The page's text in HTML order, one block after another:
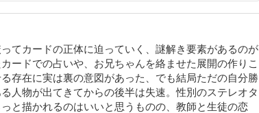
てカードの正体に迫っていく、謎解き要素があるのが
ードでの占いや、お兄ちゃんを絡ませた展開の作りこ
存在に実は裏の意図があった、でも結局ただの自分勝
人物が出てきてからの後半は失速。性別のステレオタ
と描かれるのはいいと思うものの、教師と生徒の恋